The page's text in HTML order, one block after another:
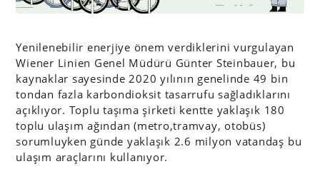
Yenilenebilir enerjiye önem verdiklerini vurgulayan
Wiener Linien Genel Müdürü Günter Steinbauer, bu
kaynaklar sayesinde 2020 yılının genelinde 49 bin
tondan fazla karbondioksit tasarrufu sağladıklarını
açıklıyor. Toplu taşıma şirketi kentte yaklaşık 180
toplu ulaşım ağından (metro,tramvay, otobüs)
sorumluyken günde yaklaşık 2.6 milyon vatandaş bu
ulaşım araçlarını kullanıyor.